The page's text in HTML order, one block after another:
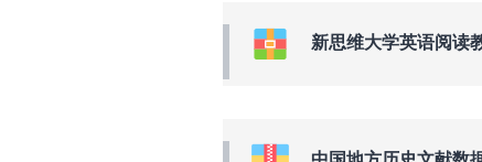
新思维大学英语阅读